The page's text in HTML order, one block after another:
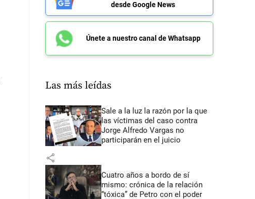
desde Google News
Únete a nuestro canal de Whatsapp
Las más leídas
Sale a la luz la razón por la que
las víctimas del caso contra
Jorge Alfredo Vargas no
participarán en el juicio
share
Cuatro años a bordo de sí
mismo: crónica de la relación
“tóxica” de Petro con el poder